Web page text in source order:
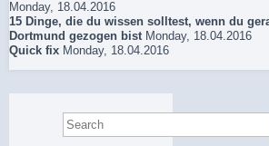
Monday, 18.04.2016
15 Dinge, die du wissen solltest, wenn du
Dortmund gezogen bist Monday, 18.04.2016
Quick fix Monday, 18.04.2016
Search
for: